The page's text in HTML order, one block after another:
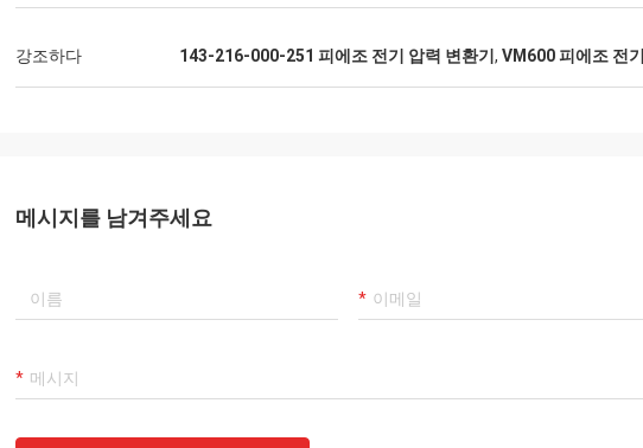
강조하다 143-216-000-251 피에조 전기 압력 변환기 , VM600 피에조 전
메시지를 남겨주세요